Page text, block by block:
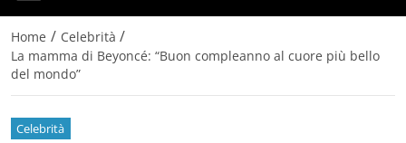
Home / Celebrità /
La mamma di Beyoncé: “Buon compleanno al cuore più bello
del mondo”
Celebrità